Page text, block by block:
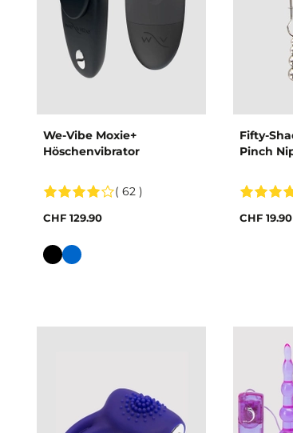
We-Vibe Moxie+
Höschenvibrator
( 62 )
CHF 129.90
Farbe
Fifty-
Pinch
CHF 19.90